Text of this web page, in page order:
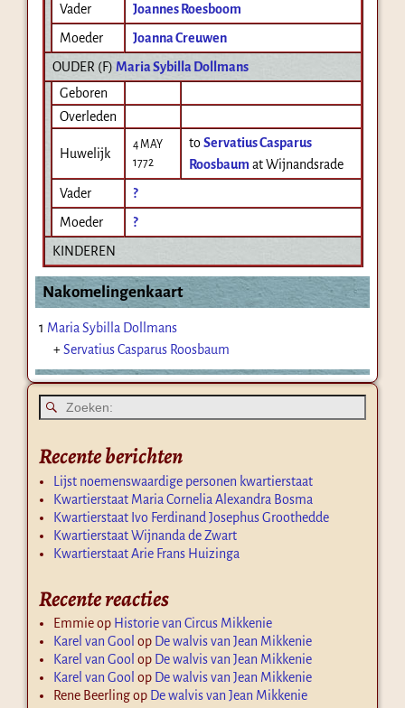
Vader
Joannes Roesboom
Moeder
Joanna Creuwen
OUDER (F) Maria Sybilla Dollmans
Geboren
Overleden
Huwelijk
4 MAY
1772
toServatius Casparus
Roosbaum at Wijnandsrade
Vader
?
Moeder
?
KINDEREN
Nakomelingenkaart
1 Maria Sybilla Dollmans
+Servatius Casparus Roosbaum
Recente berichten
Lijst noemenswaardige personen kwartierstaat
Kwartierstaat Maria Cornelia Alexandra Bosma
Kwartierstaat Ivo Ferdinand Josephus Groothedde
Kwartierstaat Wijnanda de Zwart
Kwartierstaat Arie Frans Huizinga
Recente reacties
Emmieop Historie van Circus Mikkenie
Karel van Gool op De walvis van Jean Mikkenie
Karel van Gool op De walvis van Jean Mikkenie
Karel van Gool op De walvis van Jean Mikkenie
Rene Beerlingop De walvis van Jean Mikkenie